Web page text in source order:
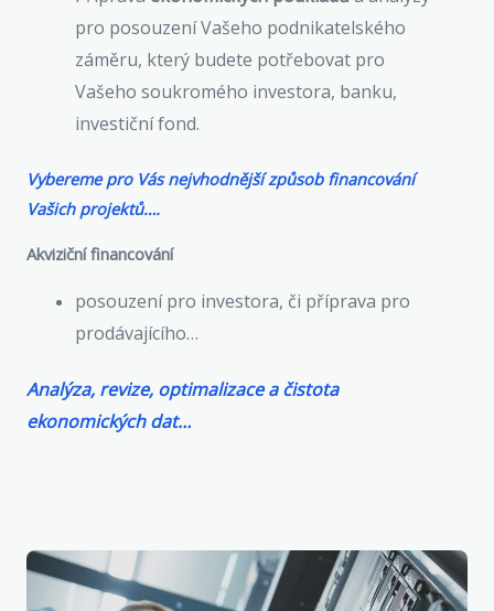
pro posouzení Vašeho podnikatelského
záměru, který budete potřebovat pro
Vašeho soukromého investora, banku,
investiční fond.
Vybereme pro Vás nejvhodnější způsob financování
Vašich projektů….
Akviziční financování
posouzení pro investora, či příprava pro
prodávajícího…
Analýza, revize, optimalizace a čistota
ekonomických dat…